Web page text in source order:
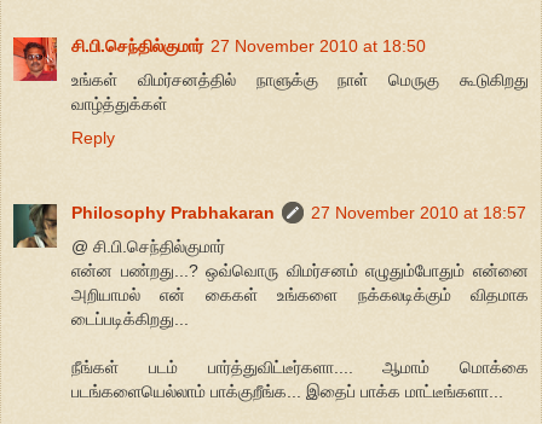
சி.பி.செந்தில்குமார் 27 November 2010 at 18:50
உங்கள் விமர்சனத்தில் நாளுக்கு நாள் மெருகு கூடுகிறது
வாழ்த்துக்கள்
Reply
Philosophy Prabhakaran
27 November 2010 at 18:57
@ சி.பி.செந்தில்குமார்
என்ன பண்றது...? ஒவ்வொரு விமர்சனம் எழுதும்போதும் என்னை
அறியாமல் என் கைகள் உங்களை நக்கலடிக்கும் விதமாக
டைப்படிக்கிறது...
நீங்கள் படம் பார்த்துவிட்டீர்களா.... ஆமாம் மொக்கை
படங்களையெல்லாம் பாக்குறீங்க... இதைப் பாக்க மாட்டீங்களா...